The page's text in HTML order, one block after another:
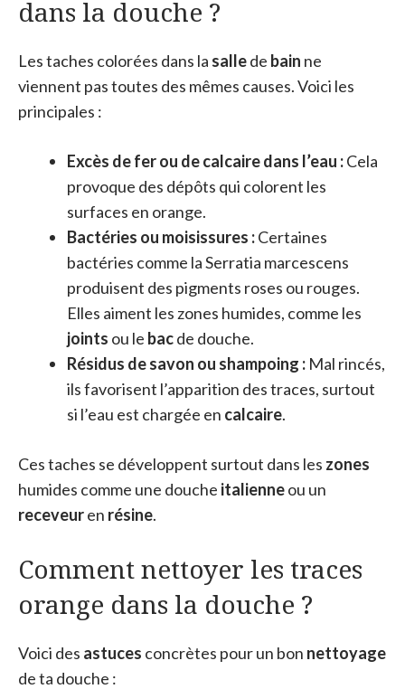
dans la douche ?
Les taches colorées dans la sallede bain ne
viennent pas toutes des mêmes causes. Voici les
principales :
Excès de fer ou de calcaire dans l’eau :Cela
provoque des dépôts qui colorent les
surfaces en orange.
Bactéries ou moisissures :Certaines
bactéries comme la Serratia marcescens
produisent des pigments roses ou rouges.
Elles aiment les zones humides, comme les
joints ou le bacde douche.
Résidus de savon ou shampoing : Mal rincés,
ils favorisent l’apparition des traces, surtout
si l’eau est chargée en calcaire.
Ces taches se développent surtout dans les zones
humides comme une douche italienneou un
receveuren résine.
Comment nettoyer les traces
orange dans la douche ?
Voici des astuces concrètes pour un bon nettoyage
de ta douche :